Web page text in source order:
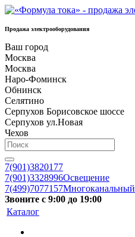
Продажа электрооборудования
Ваш город
Москва
Москва
Наро-Фоминск
Обнинск
Селятино
Серпухов Борисовское шоссе
Серпухов ул.Новая
Чехов
7(901)3820177
7(901)3328996Освещение
7(499)7077157Многоканальный
Звоните с 9:00 до 19:00
Каталог